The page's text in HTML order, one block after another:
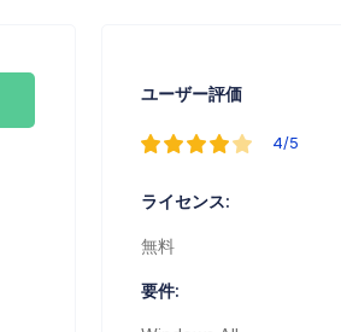
ユーザー評価
4/5
ライセンス:
無料
要件: